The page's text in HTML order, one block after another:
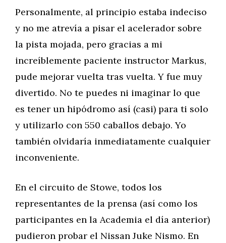
Personalmente, al principio estaba indeciso
y no me atrevía a pisar el acelerador sobre
la pista mojada, pero gracias a mi
increíblemente paciente instructor Markus,
pude mejorar vuelta tras vuelta. Y fue muy
divertido. No te puedes ni imaginar lo que
es tener un hipódromo así (casi) para ti solo
y utilizarlo con 550 caballos debajo. Yo
también olvidaría inmediatamente cualquier
inconveniente.
En el circuito de Stowe, todos los
representantes de la prensa (así como los
participantes en la Academia el día anterior)
pudieron probar el Nissan Juke Nismo. En